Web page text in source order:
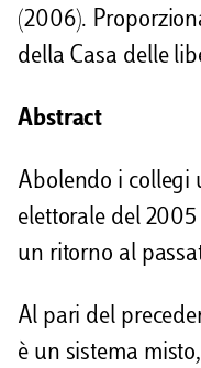
i
d
(2006).
della Casa delle
Abstract
Abolendo i collegi
elettorale del
un ritorno al
Al pari del
è un sistema